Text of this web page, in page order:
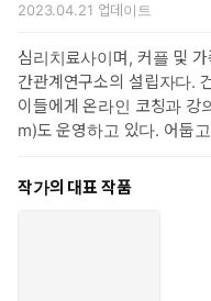
책을 썼다. 문제의 원인부터,
등에 대처하고 건강한 관계
에게 꼭 필요한 실용적 처방
남녀 심리, 연애 조언을 설
나는 시대에 이곳저곳 떠
안한 마음만 가중되는 이
다.
2023.04.21 업데이트
심리치료사이며, 커플 및
간관계연구소의 설립자다.
이들에게 온라인 코칭과
m)도 운영하고 있다. 어둡
있음을 깨달았다. 과거의
는 잘못된 기대와 오해를
작가의 대표 작품